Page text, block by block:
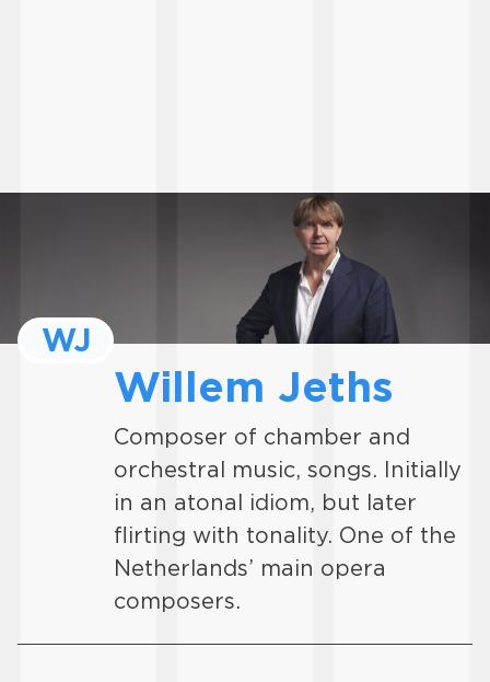
WJ
Willem Jeths
Composer of chamber and
orchestral music, songs. Initially
in an atonal idiom, but later
flirting with tonality. One of the
Netherlands’ main opera
composers.